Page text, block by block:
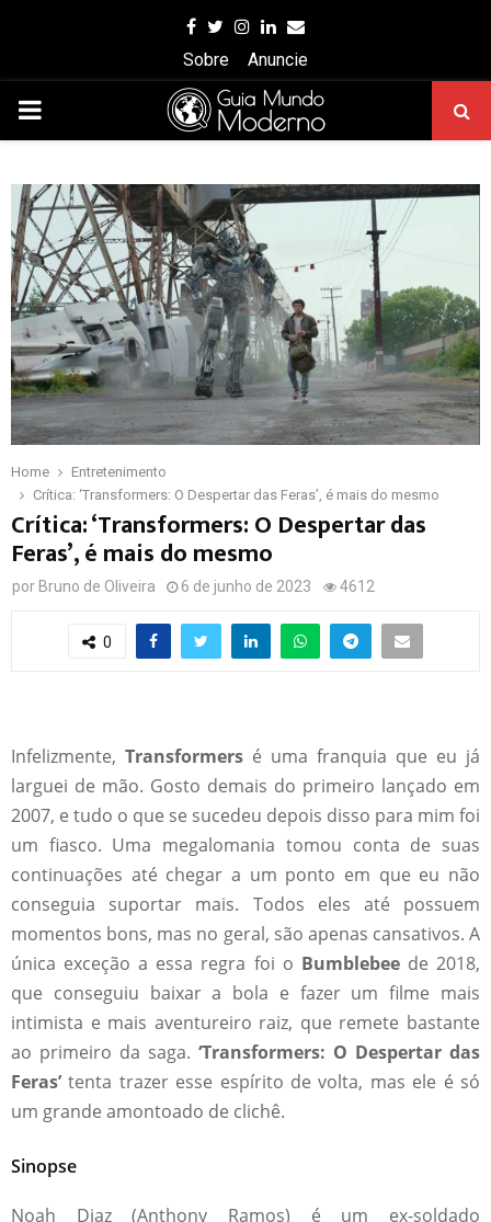
Facebook
Twitter
Instagram
Linkedin
Email
Sobre
Anuncie
PRIMARY
Home
Entretenimento
Crítica: ‘Transformers: O Despertar das Feras’, é mais do mesmo
Crítica: ‘Transformers: O Despertar das
Feras’, é mais do mesmo
por Bruno de Oliveira 6 de junho de 2023 4612
0
Infelizmente, Transformers é uma franquia que eu já
larguei de mão. Gosto demais do primeiro lançado em
2007, e tudo o que se sucedeu depois disso para mim foi
um fiasco. Uma megalomania tomou conta de suas
continuações até chegar a um ponto em que eu não
conseguia suportar mais. Todos eles até possuem
momentos bons, mas no geral, são apenas cansativos. A
única exceção a essa regra foi o Bumblebeede 2018,
que conseguiu baixar a bola e fazer um filme mais
intimista e mais aventureiro raiz, que remete bastante
ao primeiro da saga. ‘Transformers: O Despertar das
Feras’tenta trazer esse espírito de volta, mas ele é só
um grande amontoado de clichê.
Sinopse
Noah Diaz (Anthony Ramos) é um ex-soldado